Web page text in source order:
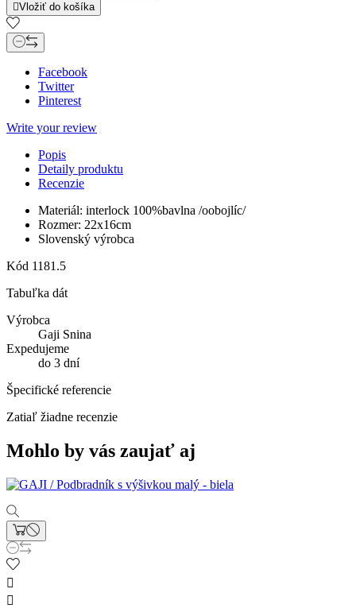
Vložiť do košíka
Facebook
Twitter
Pinterest
Write your review
Popis
Detaily produktu
Recenzie
Materiál: interlock 100%bavlna /oobojlíc/
Rozmer: 22x16cm
Slovenský výrobca
Kód 1181.5
Tabuľka dát
Výrobca
Gaji Snina
Expedujeme
do 3 dní
Špecifické referencie
Zatiaľ žiadne recenzie
Mohlo by vás zaujať aj

